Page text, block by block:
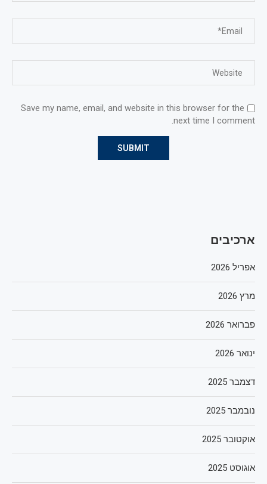
Save my name, email, and website in this browser for the
next time I comment.
ארכיבים
אפריל 2026
מרץ 2026
פברואר 2026
ינואר 2026
דצמבר 2025
נובמבר 2025
אוקטובר 2025
אוגוסט 2025